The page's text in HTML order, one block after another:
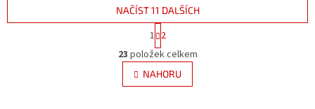
O
v
l
á
NAČÍST 11 DALŠÍCH
S
t
r
á
n
k
1 2
23 položek celkem
NAHORU